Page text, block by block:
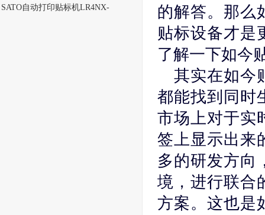
SATO自动打印贴标机LR4NX-
的解答。那么
贴标设备才是
了解一下如今
其实在如今
都能找到同时
市场上对于实
签上显示出来
多的研发方向
境，进行联合
方案。这也是